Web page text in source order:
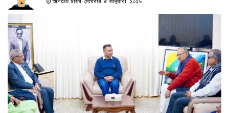
আপডেট টাইম: সোমবার, ৫ জানুয়ারী, ২০২৬